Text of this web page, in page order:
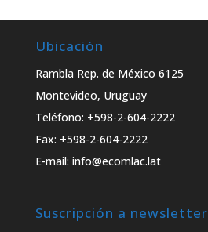
Ubicación
Rambla Rep. de México 6125
Montevideo, Uruguay
Teléfono: +598-2-604-2222
Fax: +598-2-604-2222
E-mail: info@ecomlac.lat
Suscripción a newsletter